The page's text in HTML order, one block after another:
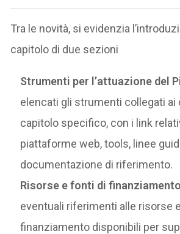
Tra le novità, si evidenzia
capitolo di due sezioni
Strumenti per l’attuazione del
elencati gli strumenti collegati ai
capitolo specifico, con i link
piattaforme web, tools, linee
documentazione di riferimento.
Risorse e fonti di finanziamento
eventuali riferimenti alle risorse
finanziamento disponibili per